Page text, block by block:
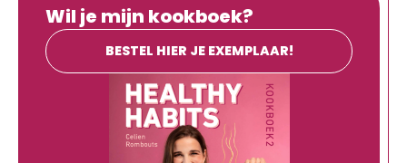
Wil je mijn kookboek?
BESTEL HIER JE EXEMPLAAR!